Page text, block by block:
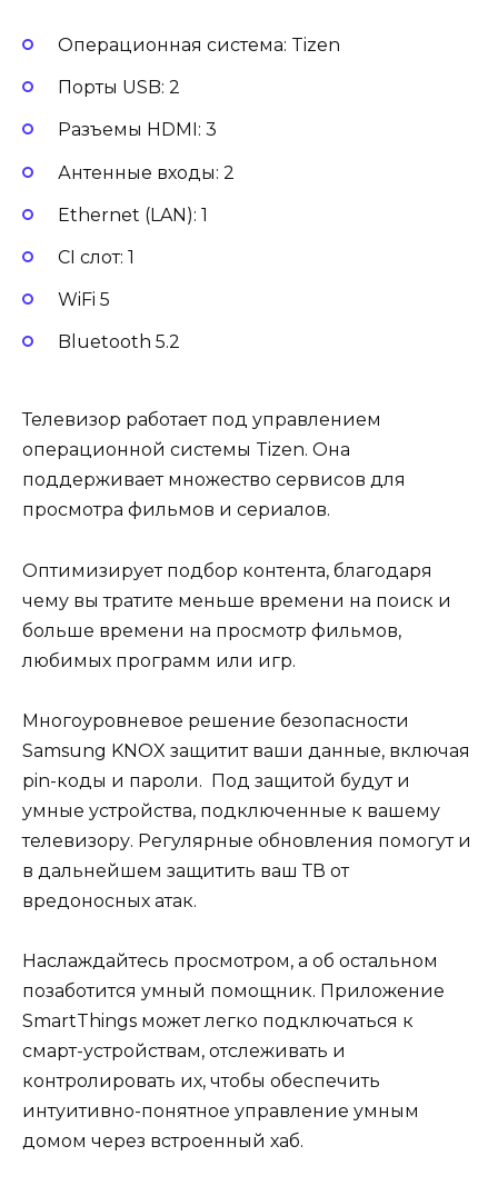
Операционная система: Tizen
Порты USB: 2
Разъемы HDMI: 3
Антенные входы: 2
Ethernet (LAN): 1
CI слот: 1
WiFi 5
Bluetooth 5.2
Телевизор работает под управлением
операционной системы Tizen. Она
поддерживает множество сервисов для
просмотра фильмов и сериалов.
Оптимизирует подбор контента, благодаря
чему вы тратите меньше времени на поиск и
больше времени на просмотр фильмов,
любимых программ или игр.
Многоуровневое решение безопасности
Samsung KNOX защитит ваши данные, включая
pin-коды и пароли. Под защитой будут и
умные устройства, подключенные к вашему
телевизору. Регулярные обновления помогут и
в дальнейшем защитить ваш ТВ от
вредоносных атак.
Наслаждайтесь просмотром, а об остальном
позаботится умный помощник. Приложение
SmartThings может легко подключаться к
смарт-устройствам, отслеживать и
контролировать их, чтобы обеспечить
интуитивно-понятное управление умным
домом через встроенный хаб.